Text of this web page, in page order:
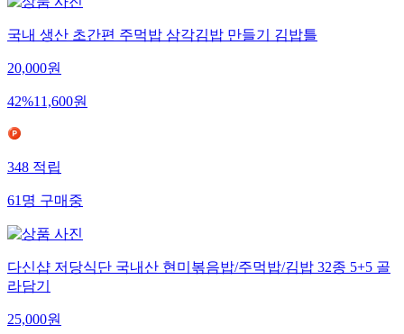
국내 생산 초간편 주먹밥 삼각김밥 만들기 김밥틀
20,000원
42%11,600원
348적립
61명구매중
다신샵 저당식단 국내산 현미볶음밥/주먹밥/김밥 32종 5+5 골
라담기
25,000원